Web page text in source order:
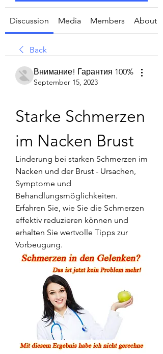
Discussion Media Members About
Back
Внимание! Гарантия 100%
September 15, 2023
Starke Schmerzen
im Nacken Brust
Linderung bei starken Schmerzen im
Nacken und der Brust - Ursachen,
Symptome und
Behandlungsmöglichkeiten.
Erfahren Sie, wie Sie die Schmerzen
effektiv reduzieren können und
erhalten Sie wertvolle Tipps zur
Vorbeugung.